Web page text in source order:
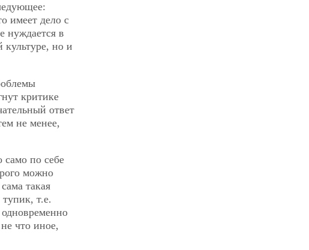
имеет дело с
нуждается в
культуре, но и
критике
ответ
не менее,
само по себе
можно
такая
тупик, т.е.
что иное,